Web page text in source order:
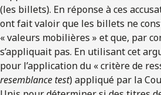
(les billets). En réponse à ces
ont fait valoir que les billets ne
« valeurs mobilières » et que, par
s’appliquait pas. En utilisant cet
pour l’application du « critère de
resemblance test) appliqué par la